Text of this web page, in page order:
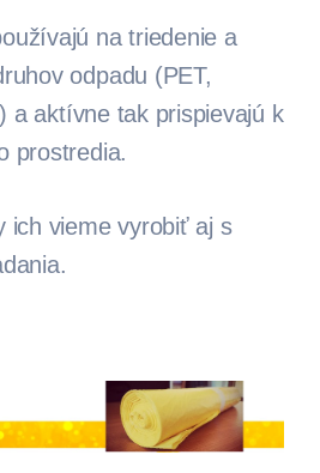
na triedenie a
odpadu (PET,
a aktívne tak prispievajú k
prostredia.
ich vieme vyrobiť aj s